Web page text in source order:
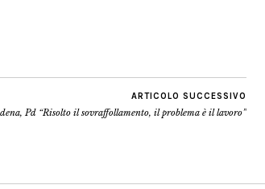
ARTICOLO SUCCESSIVO
Pd “Risolto il sovraffollamento, il problema è il lavoro”